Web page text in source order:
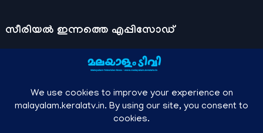
സീരിയല്‍ ഇന്നത്തെ എപ്പിസോഡ്
ചാനലുകളുടെ ഔദ്യോഗിക മൊബൈല്‍ ആപ്പുകള്‍ , ഒഫിഷ്യല്‍
യൂട്യൂബ് ചാനല്‍ ഇവ ഉപയോഗപ്പെടുത്തി കഴിഞ്ഞുപോയ
മനോരമ മാക്സ് , സണ്‍ നെക്സ്റ്റ്, സോണി ലിവ് , നെറ്റ് ഫ്ലിക്സ്
തുടങ്ങിയ ഒടിടി ആപ്പുകള്‍ വഴിയുള്ള സിനിമ ഓണ്‍ലൈന്‍